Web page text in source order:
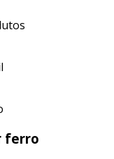
ferro